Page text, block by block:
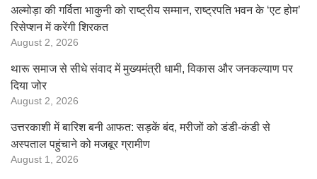
अल्मोड़ा की गर्विता भाकुनी को राष्ट्रीय सम्मान, राष्ट्रपति भवन के ‘एट होम’
रिसेप्शन में करेंगी शिरकत
August 2, 2026
थारू समाज से सीधे संवाद में मुख्यमंत्री धामी, विकास और जनकल्याण पर
दिया जोर
August 2, 2026
उत्तरकाशी में बारिश बनी आफत: सड़कें बंद, मरीजों को डंडी-कंडी से
अस्पताल पहुंचाने को मजबूर ग्रामीण
August 1, 2026